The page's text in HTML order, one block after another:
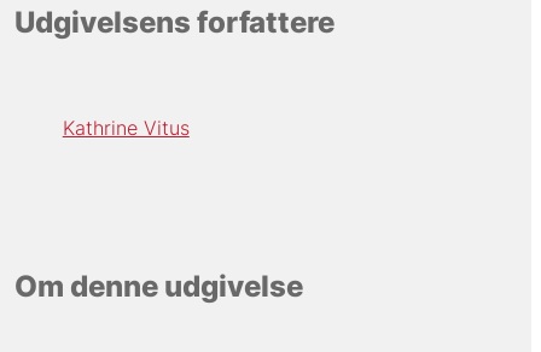
Udgivelsens forfattere
Kathrine Vitus
Om denne udgivelse